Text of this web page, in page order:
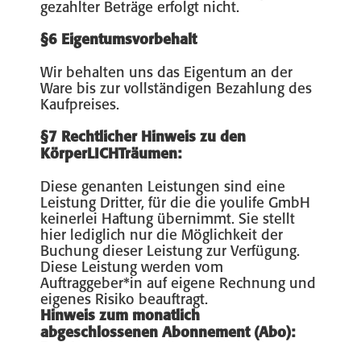
gezahlter Beträge erfolgt nicht.
§6 Eigentumsvorbehalt
Wir behalten uns das Eigentum an der
Ware bis zur vollständigen Bezahlung des
Kaufpreises.
§7 Rechtlicher Hinweis zu den
KörperLICHTräumen:
Diese genanten Leistungen sind eine
Leistung Dritter, für die die youlife GmbH
keinerlei Haftung übernimmt. Sie stellt
hier lediglich nur die Möglichkeit der
Buchung dieser Leistung zur Verfügung.
Diese Leistung werden vom
Auftraggeber*in auf eigene Rechnung und
eigenes Risiko beauftragt.
Hinweis zum monatlich
abgeschlossenen Abonnement (Abo):